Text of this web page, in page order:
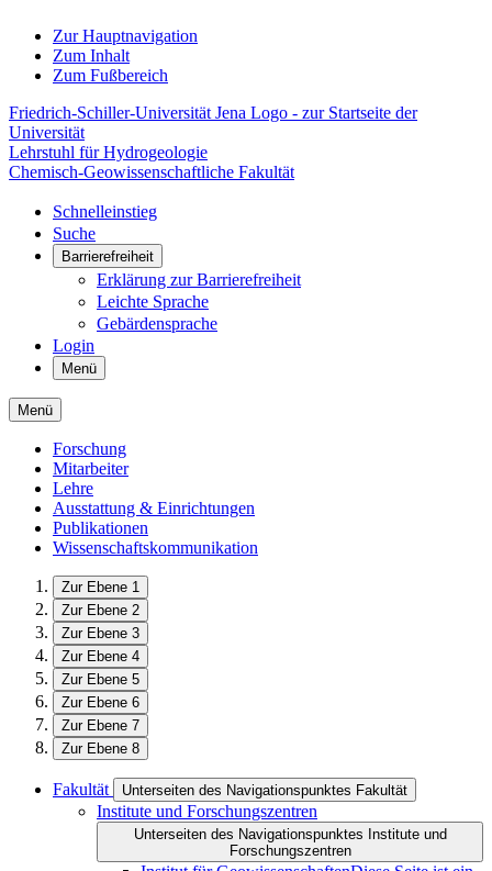
Zur Hauptnavigation
Zum Inhalt
Zum Fußbereich
Friedrich-Schiller-Universität Jena Logo - zur Startseite der
Universität
Lehrstuhl für Hydrogeologie
Chemisch-Geowissenschaftliche Fakultät
Schnelleinstieg
Suche
Barrierefreiheit
Erklärung zur Barrierefreiheit
Leichte Sprache
Gebärdensprache
Login
Menü
Menü
Forschung
Mitarbeiter
Lehre
Ausstattung & Einrichtungen
Publikationen
Wissenschaftskommunikation
Zur Ebene 1
Zur Ebene 2
Zur Ebene 3
Zur Ebene 4
Zur Ebene 5
Zur Ebene 6
Zur Ebene 7
Zur Ebene 8
Fakultät Unterseiten des Navigationspunktes Fakultät
Institute und Forschungszentren
Unterseiten des Navigationspunktes Institute und
Forschungszentren